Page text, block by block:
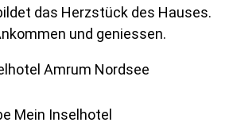
das Herzstück des Hauses.
und geniessen.